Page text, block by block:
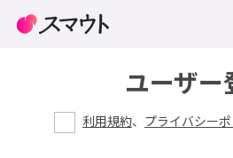
ユーザー
利用規約、 プライバシー